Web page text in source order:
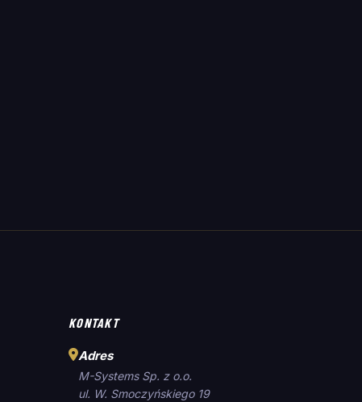
KONTAKT
Adres
M-Systems Sp. z o.o.
ul. W. Smoczyńskiego 19